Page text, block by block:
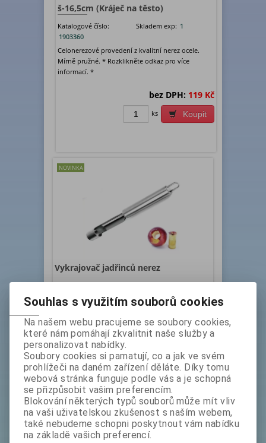
š-16,5cm (Kráječ na těsto)
Katalogové číslo:
1903360
Skladem exp: 1
Celonerezové provedení z kvalitní nerez ocele.
Mírně pružné. * Rozklikněte odkaz pro více
informací. *
bez DPH: 119 Kč
Koupit
ks
NOVINKA
Vykrajovač jadřinců nerez
Katalogové číslo:
Skladem exp:1
Prvotřídní kuchyňské nářadí pro každodenní
využití. Vyrobeno z prvotřídní nerezavějící oceli.
Rukojeť uzpůsobena pro zavěšení na lištu.
Rozměry v cm...
bez DPH: 99 Kč
ks
Souhlas s využitím souborů cookies
Na našem webu pracujeme se soubory cookies,
které nám pomáhají zkvalitnit naše služby a
personalizovat nabídky.
Soubory cookies si pamatují, co a jak ve svém
prohlížeči na daném zařízení děláte. Díky tomu
webová stránka funguje podle vás a je schopná
se přizpůsobit vašim preferencím.
Blokování některých typů souborů může mít vliv
na vaši uživatelskou zkušenost s naším webem,
také nebudeme schopni poskytnout vám nabídku
na základě vašich preferencí.